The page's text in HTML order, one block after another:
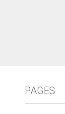
PAGES